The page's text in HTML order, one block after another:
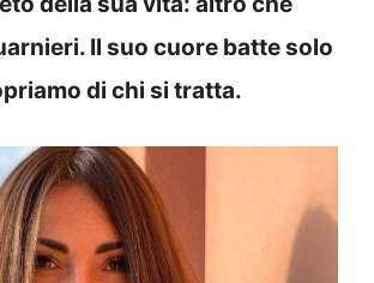
Il suo cuore batte solo
di chi si tratta.